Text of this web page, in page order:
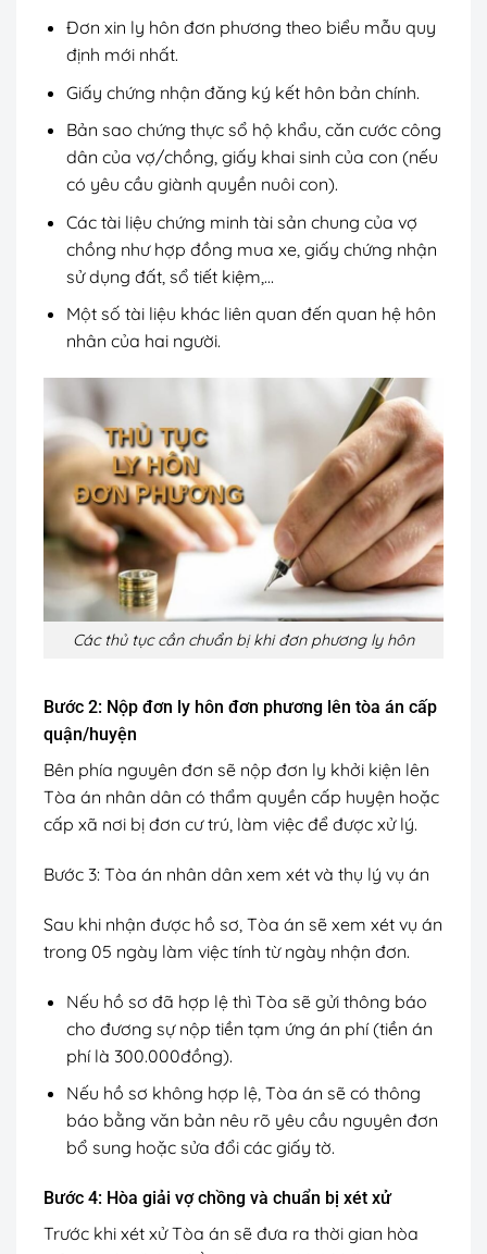
Đơn xin ly hôn đơn phương theo biểu mẫu quy
định mới nhất.
Giấy chứng nhận đăng ký kết hôn bản chính.
Bản sao chứng thực sổ hộ khẩu, căn cước công
dân của vợ/chồng, giấy khai sinh của con (nếu
có yêu cầu giành quyền nuôi con).
Các tài liệu chứng minh tài sản chung của vợ
chồng như hợp đồng mua xe, giấy chứng nhận
sử dụng đất, sổ tiết kiệm,…
Một số tài liệu khác liên quan đến quan hệ hôn
nhân của hai người.
Các thủ tục cần chuẩn bị khi đơn phương ly hôn
Bước 2: Nộp đơn ly hôn đơn phương lên tòa án cấp
quận/huyện
Bên phía nguyên đơn sẽ nộp đơn ly khởi kiện lên
Tòa án nhân dân có thẩm quyền cấp huyện hoặc
cấp xã nơi bị đơn cư trú, làm việc để được xử lý.
Bước 3: Tòa án nhân dân xem xét và thụ lý vụ án
Sau khi nhận được hồ sơ, Tòa án sẽ xem xét vụ án
trong 05 ngày làm việc tính từ ngày nhận đơn.
Nếu hồ sơ đã hợp lệ thì Tòa sẽ gửi thông báo
cho đương sự nộp tiền tạm ứng án phí (tiền án
phí là 300.000đồng).
Nếu hồ sơ không hợp lệ, Tòa án sẽ có thông
báo bằng văn bản nêu rõ yêu cầu nguyên đơn
bổ sung hoặc sửa đổi các giấy tờ.
Bước 4: Hòa giải vợ chồng và chuẩn bị xét xử
Trước khi xét xử Tòa án sẽ đưa ra thời gian hòa